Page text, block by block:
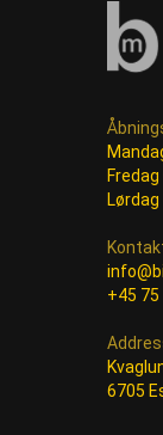
+45 75
6705